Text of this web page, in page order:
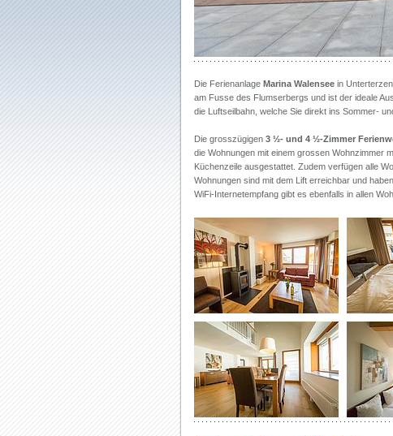
Die Ferienanlage Marina Walensee in
am Fusse des Flumserbergs und ist der ideale
die Luftseilbahn, welche Sie direkt ins Sommer-
Die grosszügigen 3 ½- und 4 ½-Zimmer
die Wohnungen mit einem grossen Wohnzimmer
Küchenzeile ausgestattet. Zudem verfügen alle
Wohnungen sind mit dem Lift erreichbar und
WiFi-Internetempfang gibt es ebenfalls in allen